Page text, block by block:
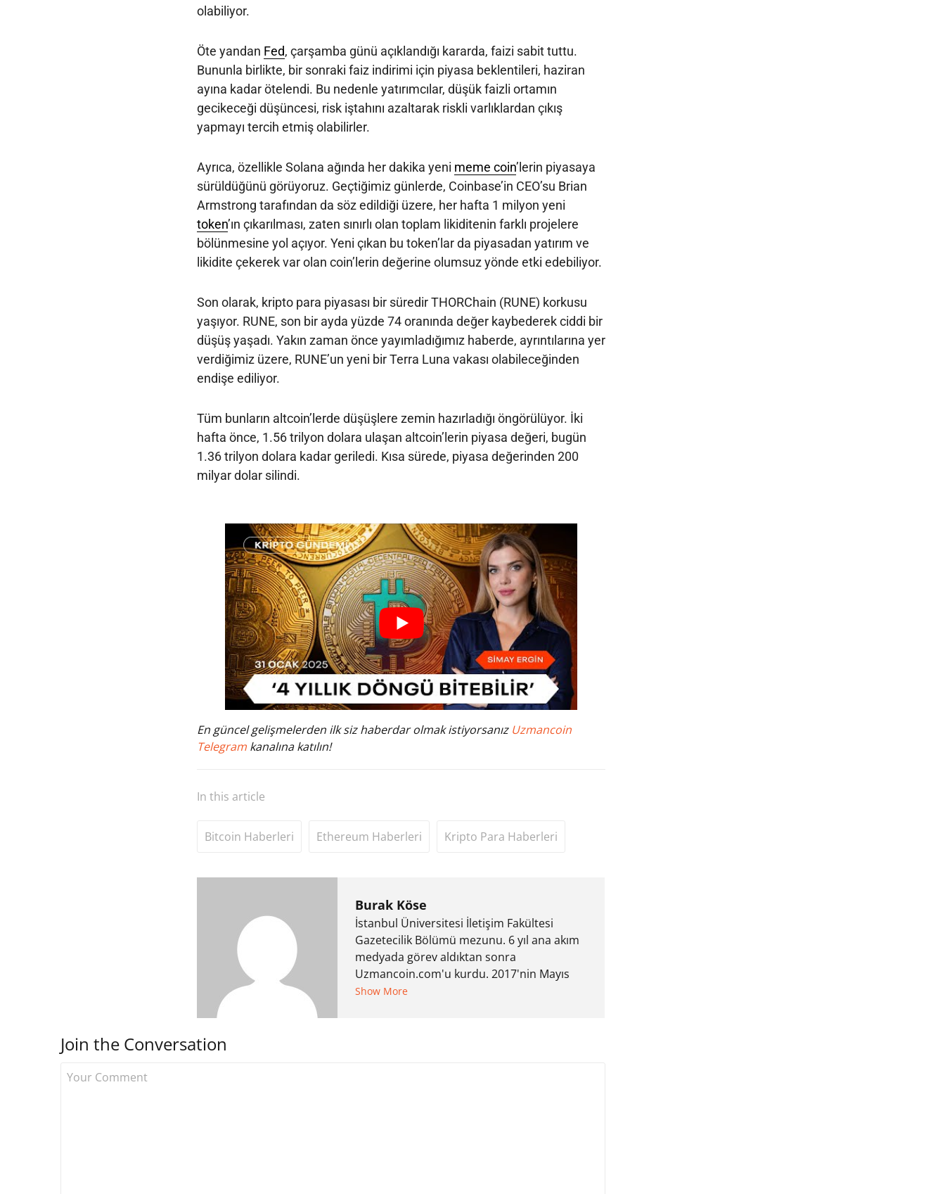
olabiliyor.
Öte yandan Fed, çarşamba günü açıklandığı kararda, faizi sabit tuttu.
Bununla birlikte, bir sonraki faiz indirimi için piyasa beklentileri, haziran
ayına kadar ötelendi. Bu nedenle yatırımcılar, düşük faizli ortamın
gecikeceği düşüncesi, risk iştahını azaltarak riskli varlıklardan çıkış
yapmayı tercih etmiş olabilirler.
Ayrıca, özellikle Solana ağında her dakika yeni meme coin’lerin piyasaya
sürüldüğünü görüyoruz. Geçtiğimiz günlerde, Coinbase’in CEO’su Brian
Armstrong tarafından da söz edildiği üzere, her hafta 1 milyon yeni
token’ın çıkarılması, zaten sınırlı olan toplam likiditenin farklı projelere
bölünmesine yol açıyor. Yeni çıkan bu token’lar da piyasadan yatırım ve
likidite çekerek var olan coin’lerin değerine olumsuz yönde etki edebiliyor.
Son olarak, kripto para piyasası bir süredir THORChain (RUNE) korkusu
yaşıyor. RUNE, son bir ayda yüzde 74 oranında değer kaybederek ciddi bir
düşüş yaşadı. Yakın zaman önce yayımladığımız haberde, ayrıntılarına yer
verdiğimiz üzere, RUNE’un yeni bir Terra Luna vakası olabileceğinden
endişe ediliyor.
Tüm bunların altcoin’lerde düşüşlere zemin hazırladığı öngörülüyor. İki
hafta önce, 1.56 trilyon dolara ulaşan altcoin’lerin piyasa değeri, bugün
1.36 trilyon dolara kadar geriledi. Kısa sürede, piyasa değerinden 200
milyar dolar silindi.
En güncel gelişmelerden ilk siz haberdar olmak istiyorsanız Uzmancoin
Telegram kanalına katılın!
In this article
Bitcoin Haberleri Ethereum Haberleri Kripto Para Haberleri
Burak Köse
İstanbul Üniversitesi İletişim Fakültesi
Gazetecilik Bölümü mezunu. 6 yıl ana akım
medyada görev aldıktan sonra
Uzmancoin.com'u kurdu. 2017'nin Mayıs
ayından bu yana bilfiil kripto para
Show More
Join the Conversation